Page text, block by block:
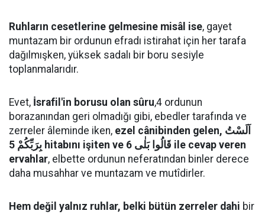
Ruhların cesetlerine gelmesine misâl ise, gayet
muntazam bir ordunun efradı istirahat için her tarafa
dağılmışken, yüksek sadalı bir boru sesiyle
toplanmalarıdır.
Evet, İsrafil'in borusu olan sûru,4 ordunun
borazanından geri olmadığı gibi, ebedler tarafında ve
zerreler âleminde iken, ezel cânibinden gelen, اَلَسْتُ
بِرَبِّكُمْ 5 hitabını işiten ve قَالُوا بَلٰى 6 ile cevap veren
ervahlar, elbette ordunun neferatından binler derece
daha musahhar ve muntazam ve mutîdirler.
Hem değil yalnız ruhlar, belki bütün zerreler dahi bir